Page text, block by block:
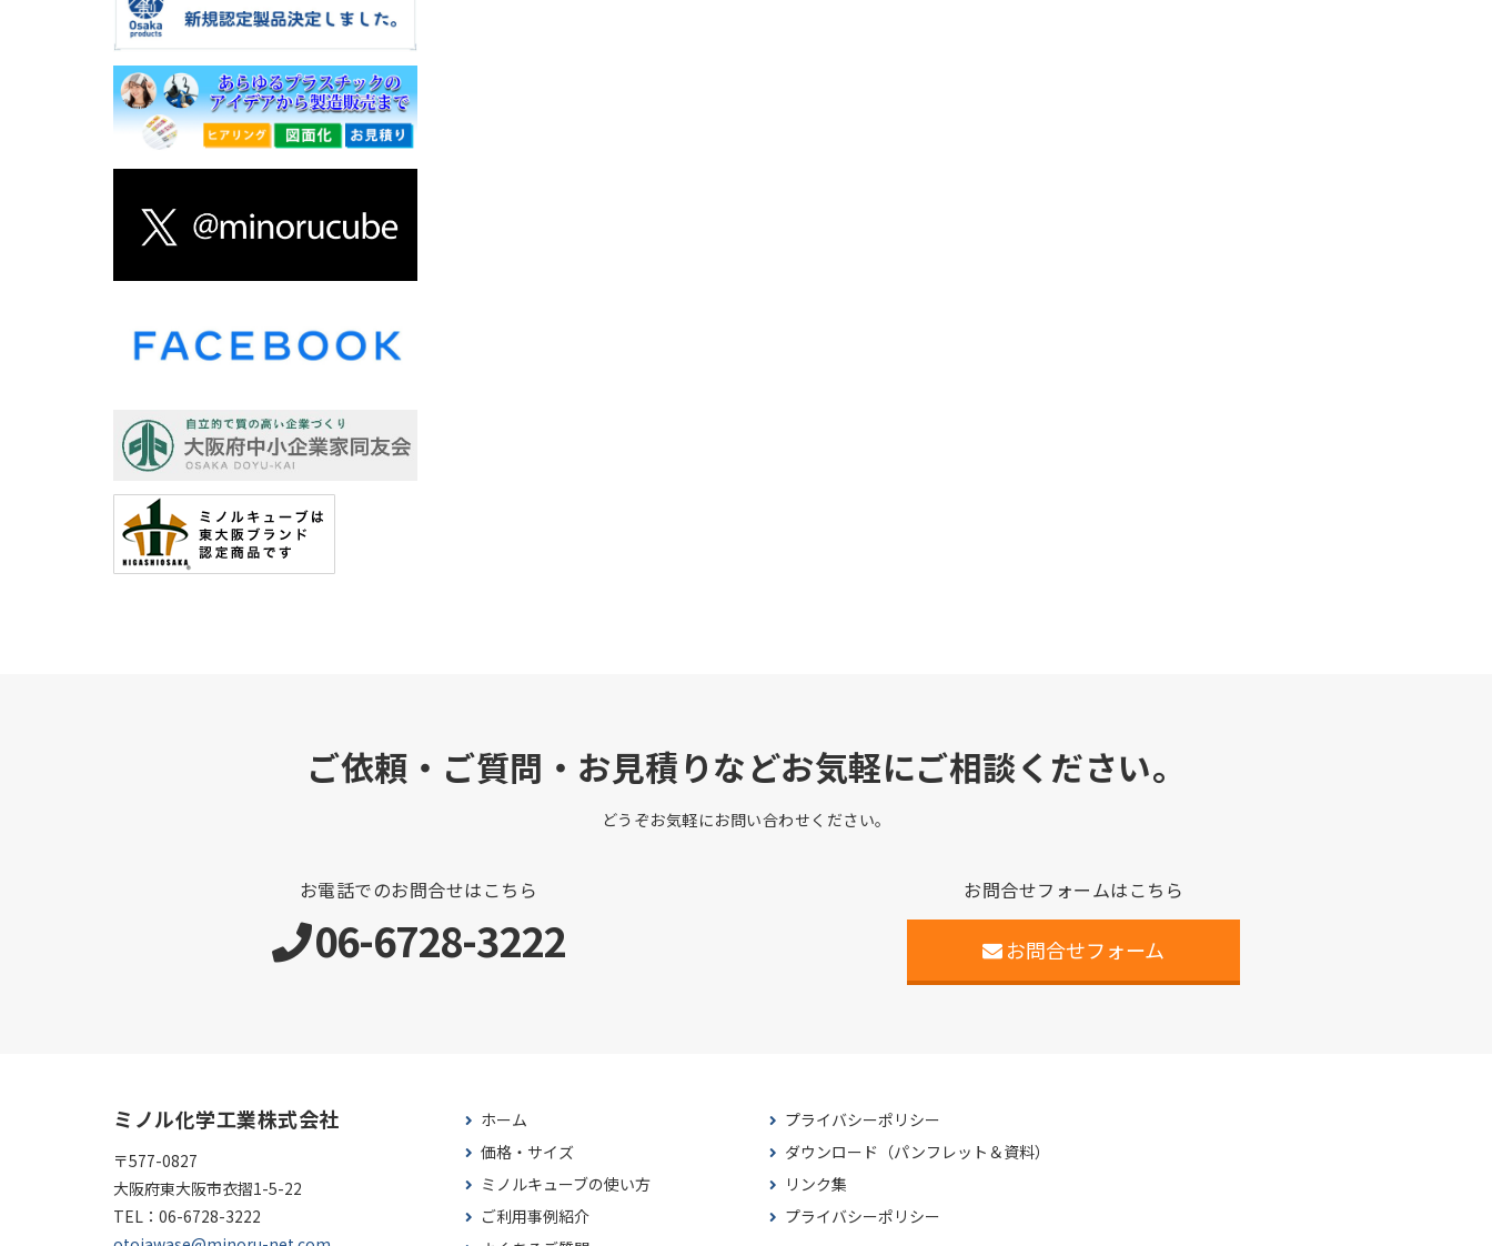
ご依頼・ご質問・お見積りなどお気軽にご相談ください。
どうぞお気軽にお問い合わせください。
お電話でのお問合せはこちら
06-6728-3222
お問合せフォームはこちら
お問合せフォーム
ミノル化学工業株式会社
〒577-0827
大阪府東大阪市衣摺1-5-22
TEL： 06-6728-3222
ホーム
価格・サイズ
ミノルキューブの使い方
ご利用事例紹介
プライバシーポリシー
ダウンロード（パンフレット＆資料）
リンク集
プライバシーポリシー